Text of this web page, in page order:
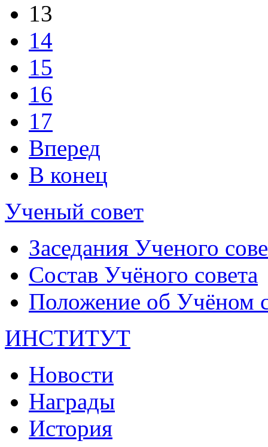
13
14
15
16
17
Вперед
В конец
Ученый совет
Заседания Ученого
Состав Учёного совета
Положение об Учёном
ИНСТИТУТ
Новости
Награды
История